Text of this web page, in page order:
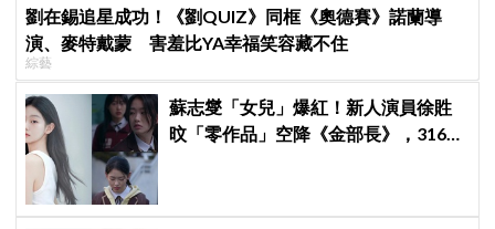
劉在錫追星成功！《劉QUIZ》同框《奧德賽》諾蘭導
演、麥特戴蒙 害羞比YA幸福笑容藏不住
綜藝
蘇志燮「女兒」爆紅！新人演員徐貹
旼「零作品」空降《金部長》，316萬